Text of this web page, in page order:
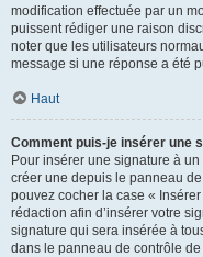
modification effectuée par un
puissent rédiger une raison
noter que les utilisateurs
message si une réponse a été
Haut
Comment puis-je insérer une
Pour insérer une signature à
créer une depuis le panneau
pouvez cocher la case «
rédaction afin d’insérer votre
signature qui sera insérée à
dans le panneau de contrôle